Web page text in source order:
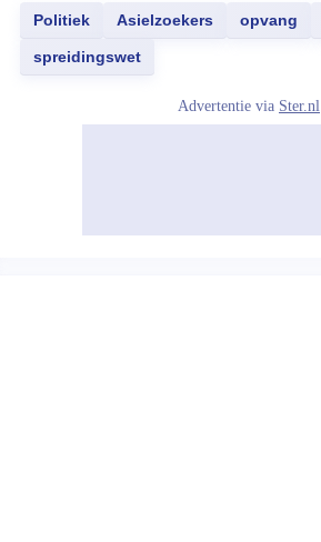
Politiek
Asielzoekers opvang
spreidingswet
Advertentie via Ster.nl